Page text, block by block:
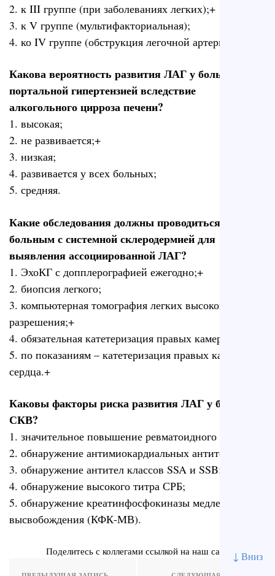
↓ Вниз
2. к III группе (при заболеваниях легких);+
3. к V группе (мультифакториальная);
4. ко IV группе (обструкция легочной артерии).
Какова вероятность развития ЛАГ у больных с
портальной гипертензией вследствие
алкогольного цирроза печени?
1. высокая;
2. не развивается;+
3. низкая;
4. развивается у всех больных;
5. средняя.
Какие обследования должны проводиться
больным с системной склеродермией для
выявления ассоциированной ЛАГ?
1. ЭхоКГ с допплерографией ежегодно;+
2. биопсия легкого;
3. компьютерная томография легких высокого
разрешения;+
4. обязательная катетеризация правых камер сердца;
5. по показаниям – катетеризация правых камер
сердца.+
Каковы факторы риска развития ЛАГ у больных
СКВ?
1. значительное повышение ревматоидного фактора;
2. обнаружение антимиокардиальных антител;
3. обнаружение антител классов SSA и SSB;+
4. обнаружение высокого титра СРБ;
5. обнаружение креатинфосфокиназы медленного
высвобождения (КФК-МВ).
Поделитесь с коллегами ссылкой на наш сайт